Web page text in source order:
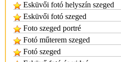
Esküvői fotó helyszín szeged
Esküvői fotó szeged
Foto szeged portré
Fotó műterem szeged
Fotó szeged